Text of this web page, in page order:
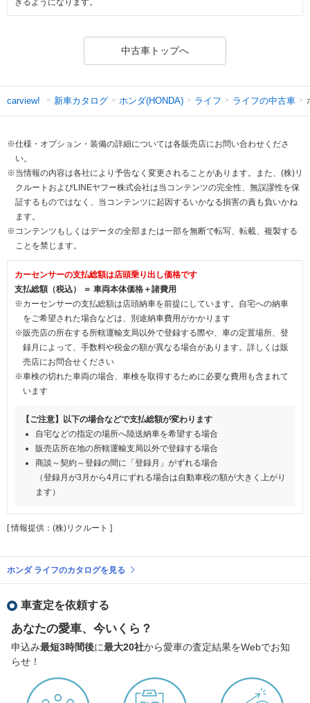
中古車トップへ
carview! 新車カタログ ホンダ(HONDA) ライフ ライフの中古車
※仕様・オプション・装備の詳細については各販売店にお問い合わせくださ
い。
※当情報の内容は各社により予告なく変更されることがあります。また、(株)リ
クルートおよびLINEヤフー株式会社は当コンテンツの完全性、無誤謬性を保
証するものではなく、当コンテンツに起因するいかなる損害の責も負いかね
ます。
※コンテンツもしくはデータの全部または一部を無断で転写、転載、複製する
ことを禁じます。
カーセンサーの支払総額は店頭乗り出し価格です
支払総額（税込） ＝ 車両本体価格＋諸費用
※カーセンサーの支払総額は店頭納車を前提にしています。自宅への納車
をご希望された場合などは、別途納車費用がかかります
※販売店の所在する所轄運輸支局以外で登録する際や、車の定置場所、登
録月によって、手数料や税金の額が異なる場合があります。詳しくは販
売店にお問合せください
※車検の切れた車両の場合、車検を取得するために必要な費用も含まれて
います
【ご注意】以下の場合などで支払総額が変わります
自宅などの指定の場所へ陸送納車を希望する場合
販売店所在地の所轄運輸支局以外で登録する場合
商談～契約～登録の間に「登録月」がずれる場合
（登録月が3月から4月にずれる場合は自動車税の額が大きく上がり
ます）
[ 情報提供：(株)リクルート ]
ホンダ ライフのカタログを見る
車査定を依頼する
あなたの愛車、今いくら？
申込み最短3時間後に最大20社から愛車の査定結果をWebでお知
らせ！